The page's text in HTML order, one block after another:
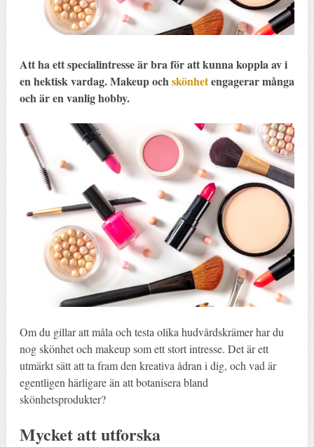
Att ha ett specialintresse är bra för att kunna koppla av i
en hektisk vardag. Makeup ochskönhetengagerar många
och är en vanlig hobby.
Om du gillar att måla och testa olika hudvårdskrämer har du
nog skönhet och makeup som ett stort intresse. Det är ett
utmärkt sätt att ta fram den kreativa ådran i dig, och vad är
egentligen härligare än att botanisera bland
skönhetsprodukter?
Mycket att utforska